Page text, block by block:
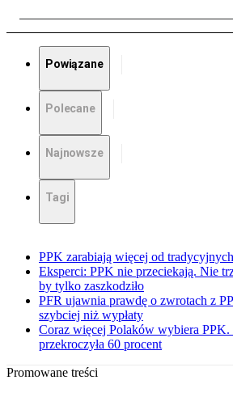
Powiązane
Polecane
Najnowsze
Tagi
PPK zarabiają więcej od
Eksperci: PPK nie przeciekają. Nie
by tylko zaszkodziło
PFR ujawnia prawdę o zwrotach z
szybciej niż wypłaty
Coraz więcej Polaków wybiera PPK.
przekroczyła 60 procent
Promowane treści